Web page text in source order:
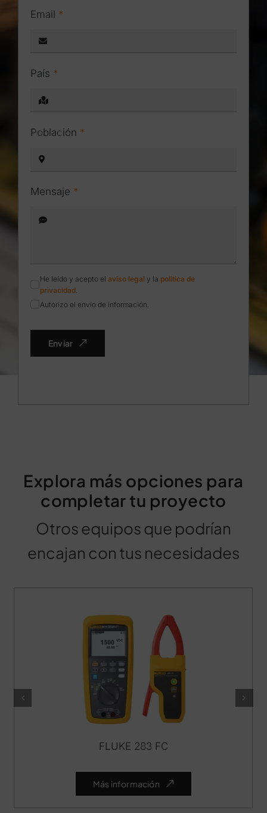
Email *
País *
Población *
Mensaje *
He leído y acepto elaviso legal y la política de
privacidad
Autorizo el envío de información.
Enviar
Explora más opciones para
completar tu proyecto
Otros equipos que podrían
encajan con tus necesidades
FLUKE 283 FC
Más información